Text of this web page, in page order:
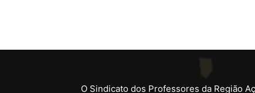
O Sindicato dos Professores da Região